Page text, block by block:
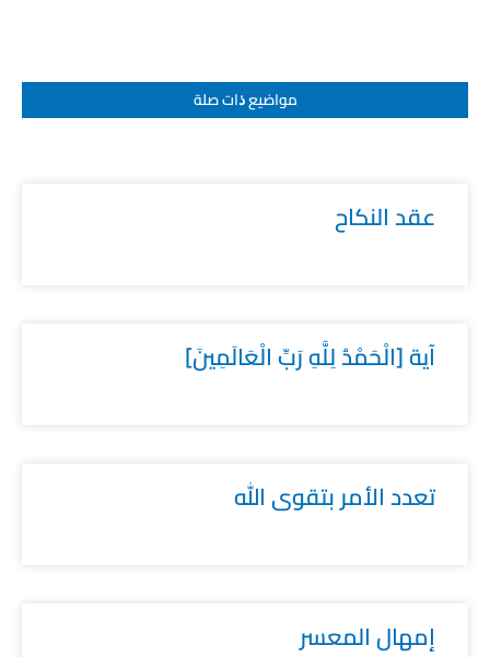
مواضيع ﺫات صلة
عقد النكاح
آية [الْحَمْدُ لِلَّهِ رَبِّ الْعَالَمِينَ]
تعدد الأمر بتقوى الله
إمهال المعسر